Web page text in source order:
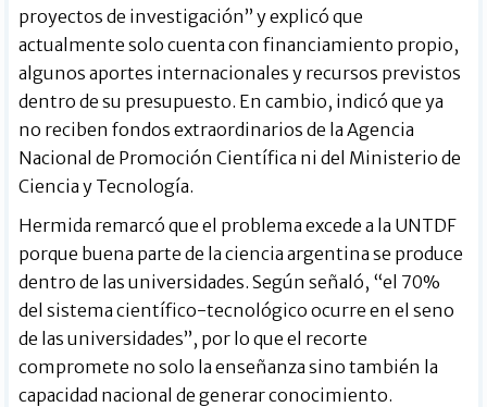
proyectos de investigación” y explicó que
actualmente solo cuenta con financiamiento propio,
algunos aportes internacionales y recursos previstos
dentro de su presupuesto. En cambio, indicó que ya
no reciben fondos extraordinarios de la Agencia
Nacional de Promoción Científica ni del Ministerio de
Ciencia y Tecnología.
Hermida remarcó que el problema excede a la UNTDF
porque buena parte de la ciencia argentina se produce
dentro de las universidades. Según señaló, “el 70%
del sistema científico-tecnológico ocurre en el seno
de las universidades”, por lo que el recorte
compromete no solo la enseñanza sino también la
capacidad nacional de generar conocimiento.